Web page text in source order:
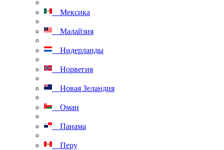
Мексика
Малайзия
Нидерланды
Норвегия
Новая Зеландия
Оман
Панама
Перу